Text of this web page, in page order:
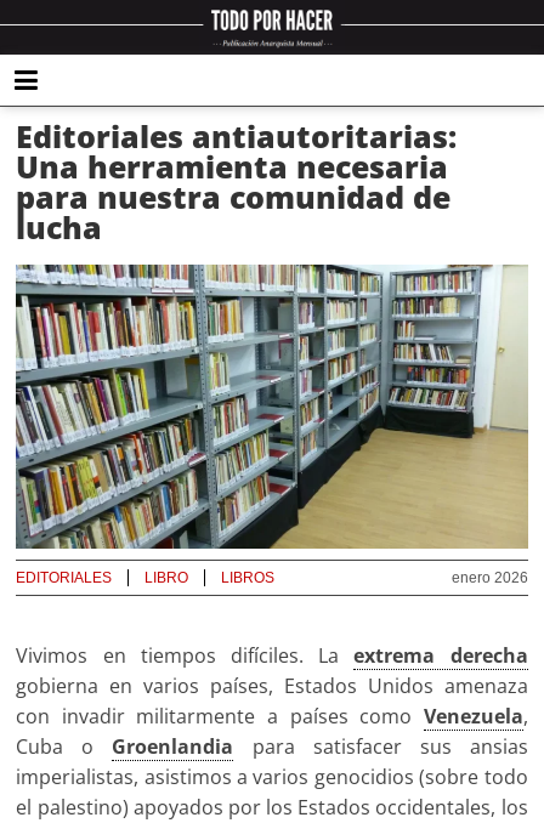
Editoriales antiautoritarias:
Una herramienta necesaria
para nuestra comunidad de
lucha
enero 2026
EDITORIALES LIBRO LIBROS
Vivimos en tiempos difíciles. Laextrema derecha
gobierna en varios países, Estados Unidos amenaza
con invadir militarmente a países como Venezuela,
Cuba o Groenlandia para satisfacer sus ansias
imperialistas, asistimos a varios genocidios (sobre todo
el palestino) apoyados por los Estados occidentales, los